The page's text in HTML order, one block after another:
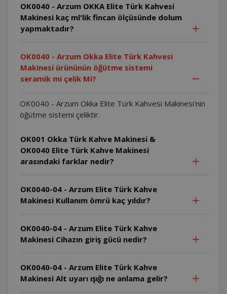
OK0040 - Arzum OKKA Elite Türk Kahvesi
Makinesi kaç ml'lik fincan ölçüsünde dolum
yapmaktadır?
OK0040 - Arzum Okka Elite Türk Kahvesi
Makinesi ürününün öğütme sistemi
seramik mi çelik Mi?
OK0040 - Arzum Okka Elite Türk Kahvesi Makinesi'nin
öğütme sistemi çeliktir.
OK001 Okka Türk Kahve Makinesi &
OK0040 Elite Türk Kahve Makinesi
arasındaki farklar nedir?
OK0040-04 - Arzum Elite Türk Kahve
Makinesi Kullanım ömrü kaç yıldır?
OK0040-04 - Arzum Elite Türk Kahve
Makinesi Cihazın giriş gücü nedir?
OK0040-04 - Arzum Elite Türk Kahve
Makinesi Alt uyarı ışığı ne anlama gelir?